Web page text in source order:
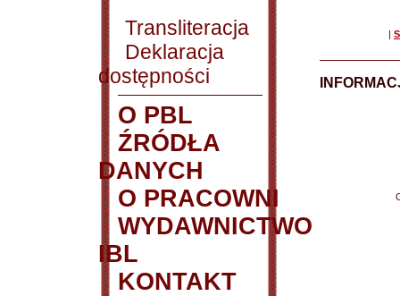
Transliteracja
Deklaracja
dostępności
O PBL
ŹRÓDŁA
DANYCH
O PRACOWNI
WYDAWNICTWO
IBL
KONTAKT
|